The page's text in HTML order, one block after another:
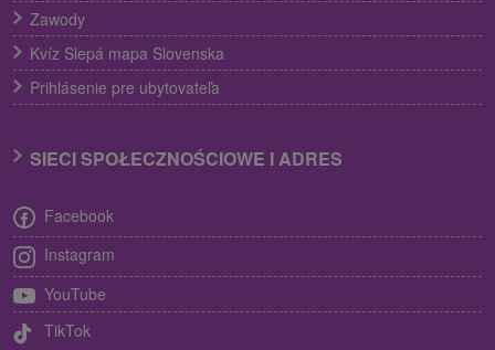
Zawody
Kvíz Slepá mapa Slovenska
Prihlásenie pre ubytovateľa
SIECI SPOŁECZNOŚCIOWE I ADRES
Facebook
Instagram
YouTube
TikTok